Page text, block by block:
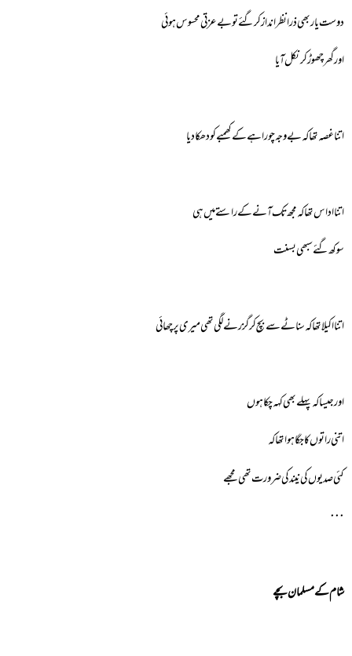
دوست یار بھی ذرا نظر انداز کرگئے تو بے عزتی محسوس ہوئی
اور گھر چھوڑ کر نکل آیا
اتنا غصہ تھا کہ بے وجہ چوراہے کے کھمبے کو دھکا دیا
اتنا اداس تھا کہ مجھ تک آنے کے راستے میں ہی
سوکھ گئے سبھی بسنت
اتنا اکیلا تھا کہ سناٹے سے بچ کر گزرنے لگی تھی میری پرچھائی
اور جیسا کہ پہلے بھی کہہ چکا ہوں
اتنی راتوں کا جگا ہوا تھا کہ
کئی صدیوں کی نیند کی ضرورت تھی مجھے
٠٠٠
شام کے مسلمان بچے